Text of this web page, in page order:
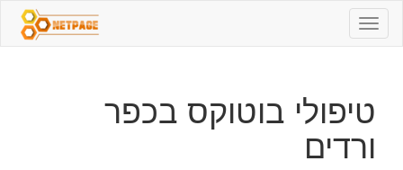
טיפולי
בוטוקס
טיפולי בוטוקס בכפר
ורדים